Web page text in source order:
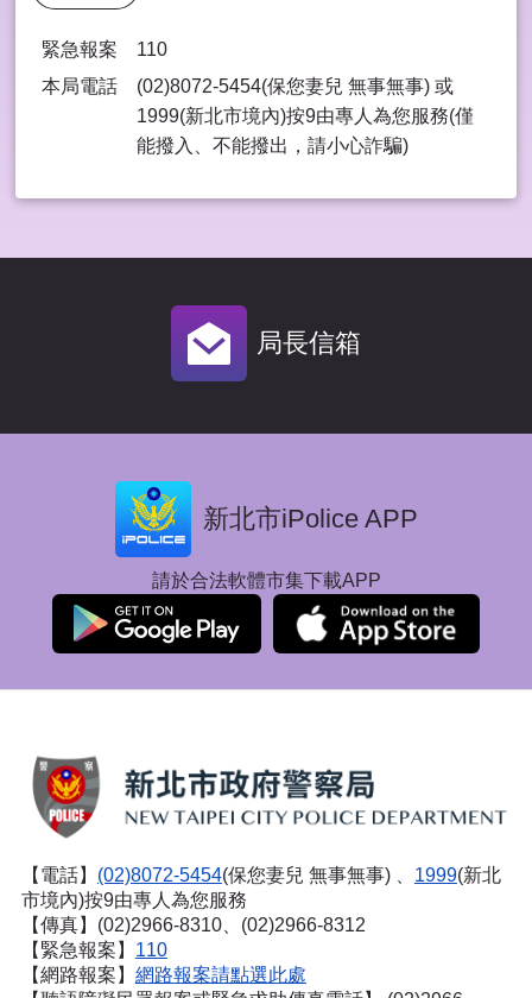
緊急報案
110
本局電話
(02)8072-5454(保您妻兒 無事無事) 或
1999(新北市境內)按9由專⼈為您服務(僅
能撥入、不能撥出，請⼩⼼詐騙)
局長信箱
新北市iPolice APP
請於合法軟體市集下載APP
【電話】 (02)8072-5454(保您妻兒 無事無事) 、 1999(新北
市境內)按9由專人為您服務
【傳真】(02)2966-8310、(02)2966-8312
【緊急報案】 110
【網路報案】 網路報案請點選此處